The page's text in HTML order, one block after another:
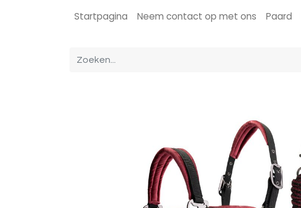
Startpagina Neem contact op met ons Paard